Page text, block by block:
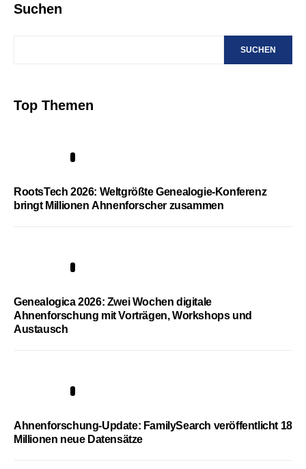
Suchen
SUCHEN
Top Themen
RootsTech 2026: Weltgrößte Genealogie-Konferenz
bringt Millionen Ahnenforscher zusammen
Genealogica 2026: Zwei Wochen digitale
Ahnenforschung mit Vorträgen, Workshops und
Austausch
Ahnenforschung-Update: FamilySearch veröffentlicht 18
Millionen neue Datensätze